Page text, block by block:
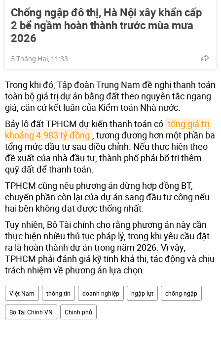
Chống ngập đô thị, Hà Nội xây khẩn cấp
2 bể ngầm hoàn thành trước mùa mưa
2026
5 Tháng Hai, 11:33
Trong khi đó, Tập đoàn Trung Nam đề nghị thanh toán
toàn bộ giá trị dự án bằng đất theo nguyên tắc ngang
giá, căn cứ kết luận của Kiểm toán Nhà nước.
Bảy lô đất TPHCM dự kiến thanh toán có tổng giá trị
khoảng 4.983 tỷ đồng , tương đương hơn một phần ba
tổng mức đầu tư sau điều chỉnh. Nếu thực hiện theo
đề xuất của nhà đầu tư, thành phố phải bố trí thêm
quỹ đất để thanh toán.
TPHCM cũng nêu phương án dừng hợp đồng BT,
chuyển phần còn lại của dự án sang đầu tư công nếu
hai bên không đạt được thống nhất.
Tuy nhiên, Bộ Tài chính cho rằng phương án này cần
thực hiện nhiều thủ tục pháp lý, trong khi yêu cầu đặt
ra là hoàn thành dự án trong năm 2026. Vì vậy,
TPHCM phải đánh giá kỹ tính khả thi, tác động và chịu
trách nhiệm về phương án lựa chọn.
Việt Nam thông tin doanh nghiệp ngập lụt chống ngập
Bộ Tài Chính VN Chính phủ